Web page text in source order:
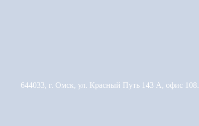
644033, г. Омск, ул. Красный Путь 143 А, офис 108.